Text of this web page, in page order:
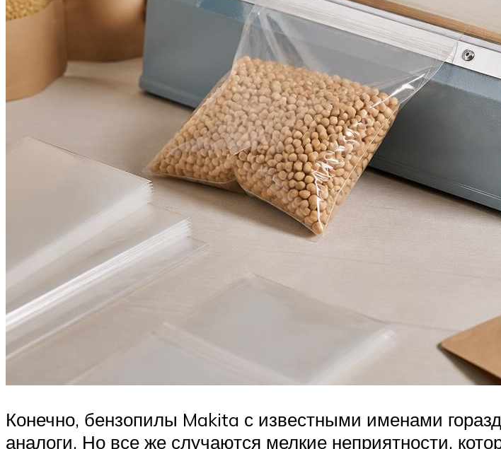
Конечно, бензопилы Makita с известными именами
аналоги. Но все же случаются мелкие неприятности,